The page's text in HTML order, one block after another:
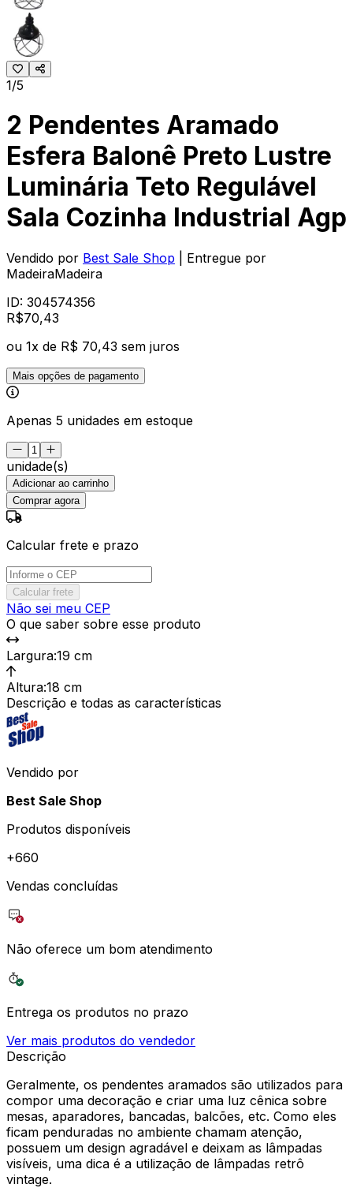
1/5
2 Pendentes Aramado
Esfera Balonê Preto Lustre
Luminária Teto Regulável
Sala Cozinha Industrial Agp
Vendido por Best Sale Shop
| Entregue por
MadeiraMadeira
ID: 304574356
R$70,43
ou 1x de R$ 70,43 sem juros
Mais opções de pagamento
Apenas 5 unidades em estoque
unidade(s)
Adicionar ao carrinho
Comprar agora
Calcular frete e prazo
Calcular frete
Não sei meu CEP
O que saber sobre esse produto
Largura:19 cm
Altura:18 cm
Descrição e todas as características
Vendido por
Best Sale Shop
Produtos disponíveis
+660
Vendas concluídas
Não oferece um bom atendimento
Entrega os produtos no prazo
Ver mais produtos do vendedor
Descrição
Geralmente, os pendentes aramados são utilizados para
compor uma decoração e criar uma luz cênica sobre
mesas, aparadores, bancadas, balcões, etc. Como eles
ficam penduradas no ambiente chamam atenção,
possuem um design agradável e deixam as lâmpadas
visíveis, uma dica é a utilização de lâmpadas retrô
vintage.